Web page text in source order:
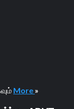
More »